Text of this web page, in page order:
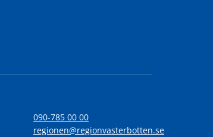
090-785 00 00
regionen@regionvasterbotten.se